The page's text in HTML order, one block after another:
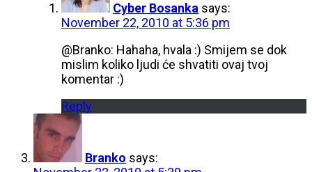
Cyber Bosanka says:
November 22, 2010 at 5:36 pm
@Branko: Hahaha, hvala :) Smijem se dok
mislim koliko ljudi će shvatiti ovaj tvoj
komentar :)
Reply
Branko says: